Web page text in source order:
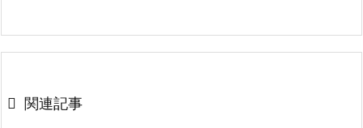
 関連記事